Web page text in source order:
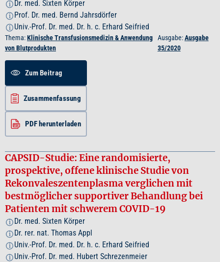
i Dr. med. Sixten Körper
i Prof. Dr. med. Bernd Jahrsdörfer
i Univ.-Prof. Dr. med. Dr. h. c. Erhard Seifried
Thema:Klinische Transfusionsmedizin & Anwendung
von Blutprodukten
Ausgabe:Ausgabe
35/2020
Zum Beitrag
Zusammenfassung
PDF herunterladen
CAPSID-Studie: Eine randomisierte,
prospektive, offene klinische Studie von
Rekonvaleszentenplasma verglichen mit
bestmöglicher supportiver Behandlung bei
Patienten mit schwerem COVID-19
i Dr. med. Sixten Körper
i Dr. rer. nat. Thomas Appl
i Univ.-Prof. Dr. med. Dr. h. c. Erhard Seifried
i Univ.-Prof. Dr. med. Hubert Schrezenmeier